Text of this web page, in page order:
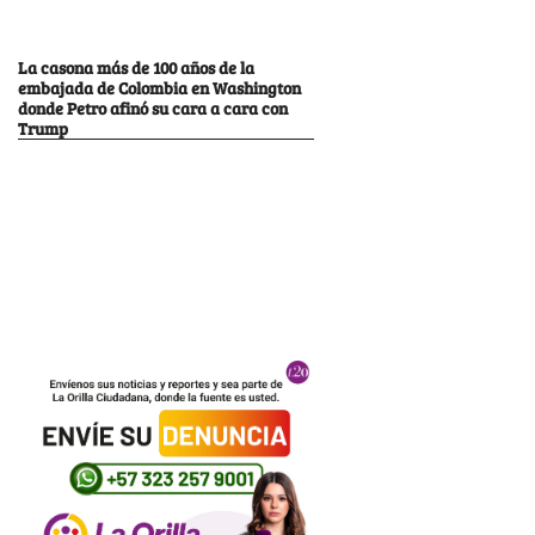
La casona más de 100 años de la
embajada de Colombia en Washington
donde Petro afinó su cara a cara con
Trump